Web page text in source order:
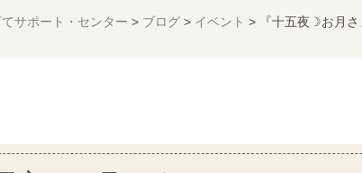
サポート・センター > ブログ > イベント > 『十五夜☽お月さ